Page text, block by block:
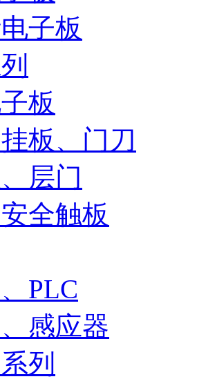
子板
板
板、门刀
层门
全触板
PLC
感应器
列